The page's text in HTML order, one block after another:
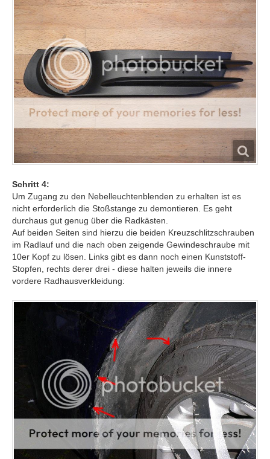
Schritt 4:
Um Zugang zu den Nebelleuchtenblenden zu erhalten ist es
nicht erforderlich die Stoßstange zu demontieren. Es geht
durchaus gut genug über die Radkästen.
Auf beiden Seiten sind hierzu die beiden Kreuzschlitzschrauben
im Radlauf und die nach oben zeigende Gewindeschraube mit
10er Kopf zu lösen. Links gibt es dann noch einen Kunststoff-
Stopfen, rechts derer drei - diese halten jeweils die innere
vordere Radhausverkleidung: